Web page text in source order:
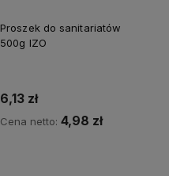
Proszek do sanitariatów
500g IZO
6,13 zł
Cena netto: 4,98 zł